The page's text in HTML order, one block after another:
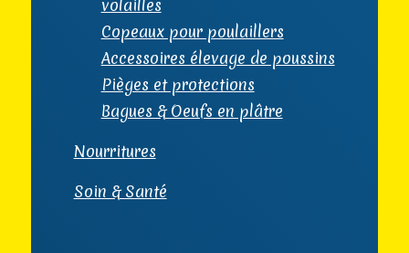
volailles
Copeaux pour poulaillers
Accessoires élevage de poussins
Pièges et protections
Bagues & Oeufs en plâtre
Nourritures
Soin & Santé